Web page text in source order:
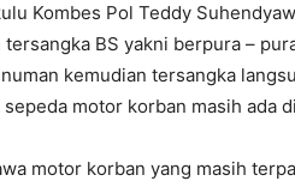
Kombes Pol Teddy
BS yakni berpura –
kemudian tersangka
motor korban masih ada
motor korban yang masih